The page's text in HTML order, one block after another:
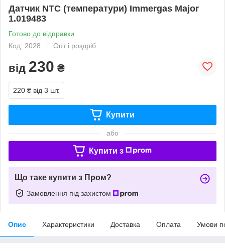
Датчик NTC (температури) Immergas Major
1.019483
Готово до відправки
Код: 2028
Опт і роздріб
від 230 ₴
220 ₴ від 3 шт.
Купити
або
Купити з
Що таке купити з Пром?
Замовлення під захистом
Опис Характеристики Доставка Оплата Умови